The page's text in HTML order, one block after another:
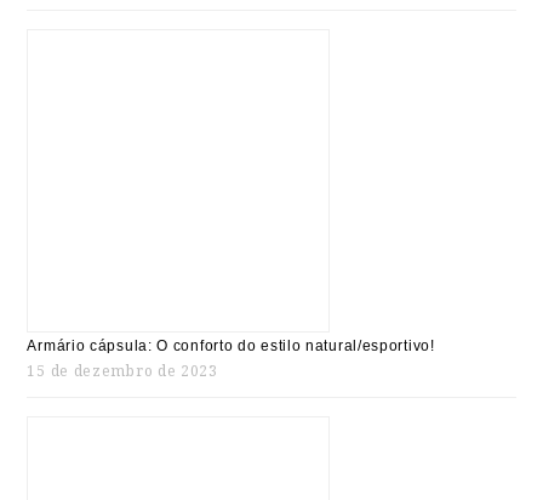
Armário cápsula: O conforto do estilo natural/esportivo!
15 de dezembro de 2023